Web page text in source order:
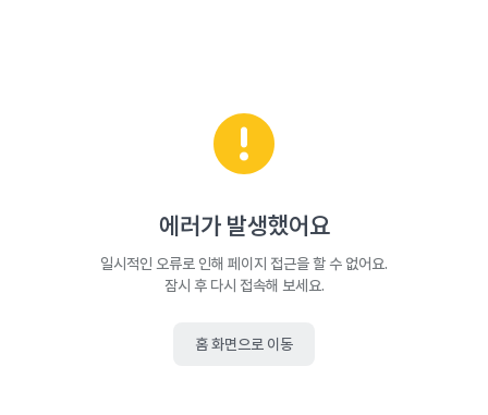
에러가 발생했어요
일시적인 오류로 인해 페이지 접근을 할 수 없어요.
잠시 후 다시 접속해 보세요.
홈 화면으로 이동